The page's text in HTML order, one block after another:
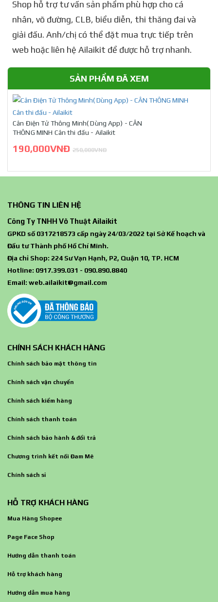
Shop hỗ trợ tư vấn sản phẩm phù hợp cho cá
nhân, võ đường, CLB, biểu diễn, thi thăng đai và
giải đấu. Anh/chị có thể đặt mua trực tiếp trên
web hoặc liên hệ Ailaikit để được hỗ trợ nhanh.
SẢN PHẨM ĐÃ XEM
Cân Điện Tử Thông Minh( Dùng App) - CÂN
THÔNG MINH Cân thi đấu - Ailaikit
190,000VNĐ 250,000VNĐ
THÔNG TIN LIÊN HỆ
Công Ty TNHH Võ Thuật Ailaikit
GPKD số 0317218573 cấp ngày 24/03/2022 tại Sở Kế hoạch và
Đầu tư Thành phố Hồ Chí Minh.
Địa chỉ Shop: 224 Sư Vạn Hạnh, P2, Quận 10, TP. HCM
Hotline: 0917.399.031 - 090.890.8840
Email: web.ailaikit@gmail.com
CHÍNH SÁCH KHÁCH HÀNG
Chính sách bảo mật thông tin
Chính sách vận chuyển
Chính sách kiểm hàng
Chính sách thanh toán
Chính sách bảo hành & đổi trả
Chương trình kết nối Đam Mê
Chính sách sỉ
HỖ TRỢ KHÁCH HÀNG
Mua Hàng Shopee
Page Face Shop
Hướng dẫn thanh toán
Hỗ trợ khách hàng
Hướng dẫn mua hàng